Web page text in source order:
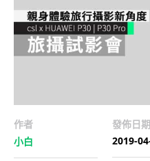
作者
小白
發佈日期
2019-